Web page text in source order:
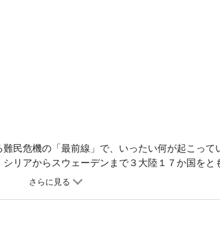
民危機の「最前線」で、いったい何が起こっ
リアからスウェーデンまで３大陸１７か国をと
の本質をあぶり出した迫真のノンフィクション。